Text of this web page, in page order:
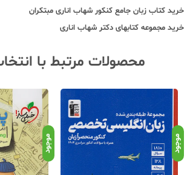
خرید کتاب زبان جامع کنکور شهاب اناری مبتکران
خرید مجموعه کتابهای دکتر شهاب اناری
محصولات مرتبط با
موجود موجود